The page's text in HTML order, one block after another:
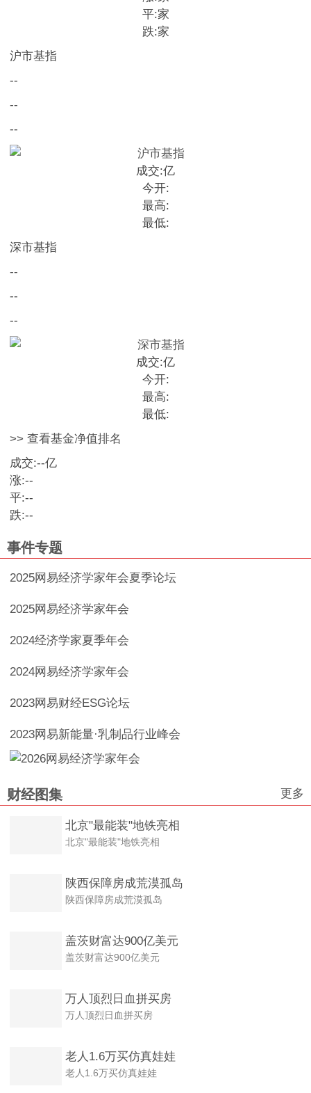
平:家
跌:家
沪市基指
--
--
--
成交:亿
今开:
最高:
最低:
深市基指
--
--
--
成交:亿
今开:
最高:
最低:
>> 查看基金净值排名
成交:--亿
涨:--
平:--
跌:--
事件专题
2025网易经济学家年会夏季论坛
2025网易经济学家年会
2024经济学家夏季年会
2024网易经济学家年会
2023网易财经ESG论坛
2023网易新能量·乳制品行业峰会
财经图集 更多
北京"最能装"地铁亮相
北京"最能装"地铁亮相
陕西保障房成荒漠孤岛
陕西保障房成荒漠孤岛
盖茨财富达900亿美元
盖茨财富达900亿美元
万人顶烈日血拼买房
万人顶烈日血拼买房
老人1.6万买仿真娃娃
老人1.6万买仿真娃娃